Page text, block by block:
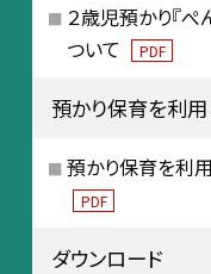
２歳児預かり『ぺ
ついて
PDF
預かり保育を利
預かり保育を利
PDF
ダウンロード